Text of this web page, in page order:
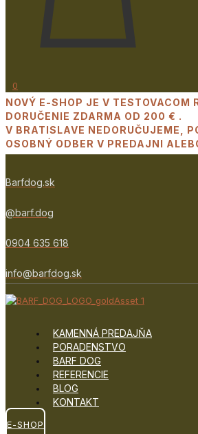
0
NOVÝ E-SHOP JE V TESTOVACOM
DORUČENIE ZDARMA OD 200 € .
V BRATISLAVE NEDORUČUJEME,
OSOBNÝ ODBER V PREDAJNI
Barfdog.sk
@barf.dog
0904 635 618
info@barfdog.sk
KAMENNÁ PREDAJŇA
PORADENSTVO
BARF DOG
REFERENCIE
BLOG
KONTAKT
E-SHOP